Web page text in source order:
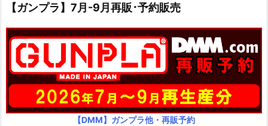
【ガンプラ】7月-9月再販･予約販売
【DMM】ガンプラ他・再販予約